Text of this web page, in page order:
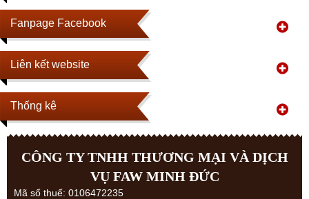
Fanpage Facebook
Liên kết website
Thống kê
CÔNG TY TNHH THƯƠNG MẠI VÀ DỊCH
VỤ FAW MINH ĐỨC
Mã số thuế: 0106472235